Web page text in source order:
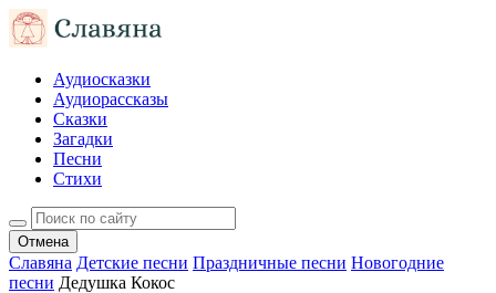
Аудиосказки
Аудиорассказы
Сказки
Загадки
Песни
Стихи
Отмена
Славяна Детские песни Праздничные песни Новогодние
песни Дедушка Кокос